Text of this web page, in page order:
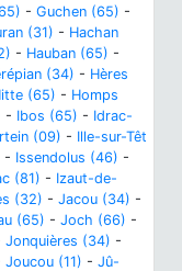
- Guchen (65) -
(31) - Hachan
- Hauban (65) -
(34) - Hères
(65) - Homps
- Ibos (65) - Idrac-
(09) - Ille-sur-Têt
- Issendolus (46) -
(81) - Izaut-de-
(32) - Jacou (34) -
(65) - Joch (66) -
Jonquières (34) -
Joucou (11) - Jû-